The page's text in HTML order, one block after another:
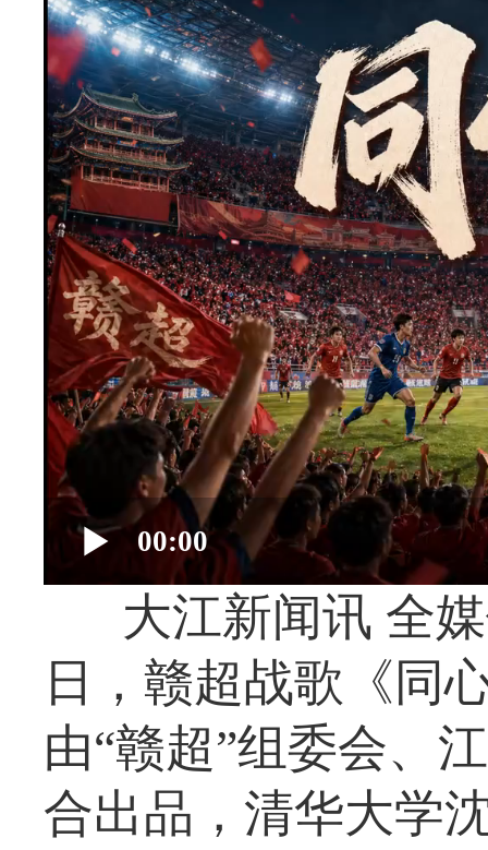
00:00
大江新闻讯 全
日，赣超战歌《同
由“赣超”组委会、
合出品，清华大学